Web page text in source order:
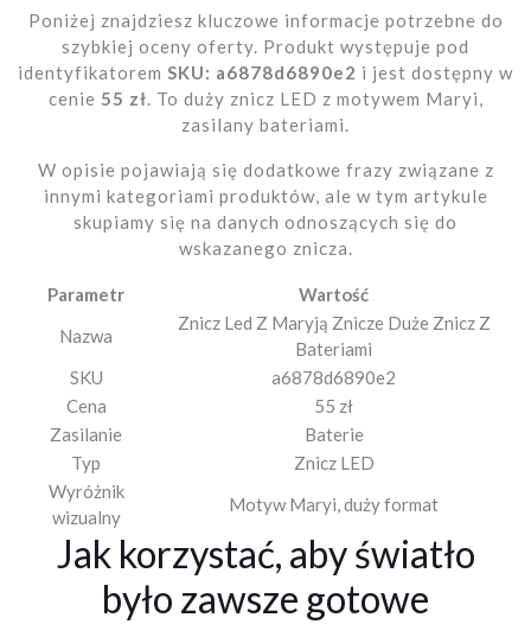
Poniżej znajdziesz kluczowe informacje potrzebne do
szybkiej oceny oferty. Produkt występuje pod
identyfikatorem SKU: a6878d6890e2 i jest dostępny w
cenie 55 zł. To duży znicz LED z motywem Maryi,
zasilany bateriami.
W opisie pojawiają się dodatkowe frazy związane z
innymi kategoriami produktów, ale w tym artykule
skupiamy się na danych odnoszących się do
wskazanego znicza.
Parametr
Wartość
Nazwa
Znicz Led Z Maryją Znicze Duże Znicz Z
Bateriami
SKU
a6878d6890e2
Cena
55 zł
Zasilanie
Baterie
Typ
Znicz LED
Wyróżnik
wizualny
Motyw Maryi, duży format
Jak korzystać, aby światło
było zawsze gotowe